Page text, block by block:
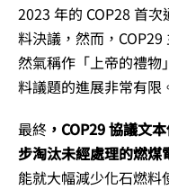
2023 年的 COP28 首
料決議，然而，
然氣稱作「上帝的禮物
料議題的進展非常有限
最終 ，COP29協議文
步淘汰未經處理的燃煤
能就大幅減少化石燃料